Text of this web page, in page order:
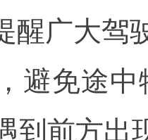
醒广大驾
避免途
到前方出